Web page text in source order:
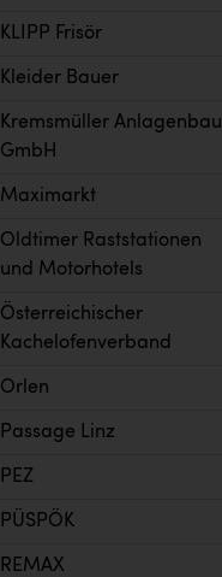
KLIPP Frisör
Kleider Bauer
Kremsmüller Anlagenbau
GmbH
Maximarkt
Oldtimer Raststationen
und Motorhotels
Österreichischer
Kachelofenverband
Orlen
Passage Linz
PEZ
PÜSPÖK
REMAX